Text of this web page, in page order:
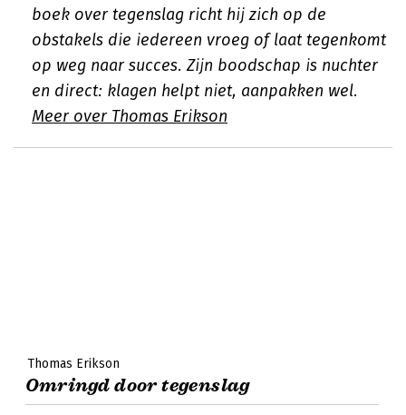
boek over tegenslag richt hij zich op de
obstakels die iedereen vroeg of laat tegenkomt
op weg naar succes. Zijn boodschap is nuchter
en direct: klagen helpt niet, aanpakken wel.
Meer over Thomas Erikson
Thomas Erikson
Omringd door tegenslag